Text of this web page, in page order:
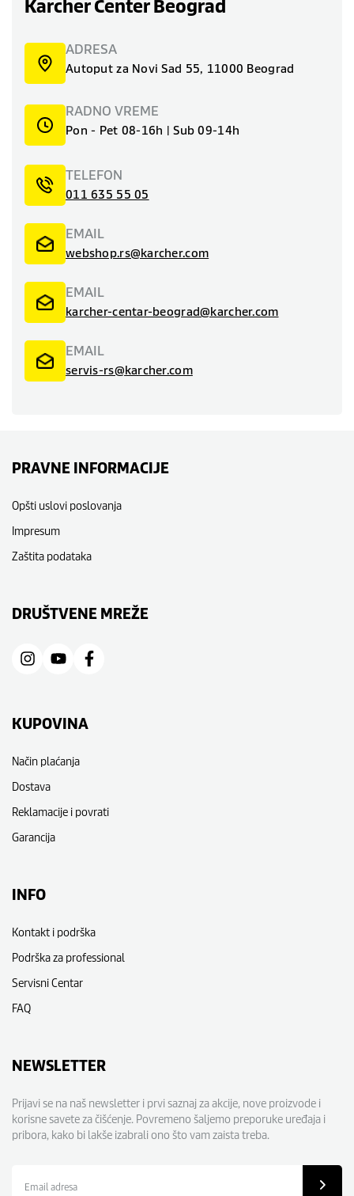
Karcher Center Beograd
ADRESA
Autoput za Novi Sad 55, 11000 Beograd
RADNO VREME
Pon - Pet 08-16h | Sub 09-14h
TELEFON
011 635 55 05
EMAIL
webshop.rs@karcher.com
EMAIL
karcher-centar-beograd@karcher.com
EMAIL
servis-rs@karcher.com
PRAVNE INFORMACIJE
Opšti uslovi poslovanja
Impresum
Zaštita podataka
DRUŠTVENE MREŽE
KUPOVINA
Način plaćanja
Dostava
Reklamacije i povrati
Garancija
INFO
Kontakt i podrška
Podrška za professional
Servisni Centar
FAQ
NEWSLETTER
Prijavi se na naš newsletter i prvi saznaj za akcije, nove proizvode i
korisne savete za čišćenje. Povremeno šaljemo preporuke uređaja i
pribora, kako bi lakše izabrali ono što vam zaista treba.
adresa